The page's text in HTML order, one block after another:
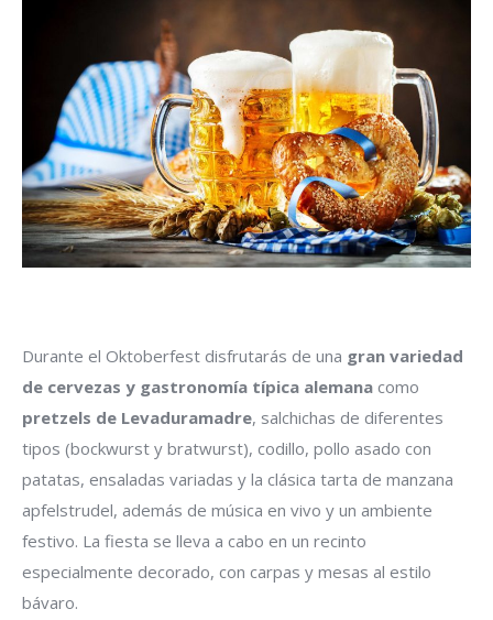
Durante el Oktoberfest disfrutarás de una gran variedad
de cervezas y gastronomía típica alemana como
pretzels de Levaduramadre, salchichas de diferentes
tipos (bockwurst y bratwurst), codillo, pollo asado con
patatas, ensaladas variadas y la clásica tarta de manzana
apfelstrudel, además de música en vivo y un ambiente
festivo. La fiesta se lleva a cabo en un recinto
especialmente decorado, con carpas y mesas al estilo
bávaro.